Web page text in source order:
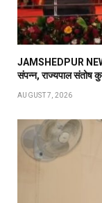
JAMSHEDPUR
संपन्न, राज्यपाल संतोष
AUGUST 7, 2026